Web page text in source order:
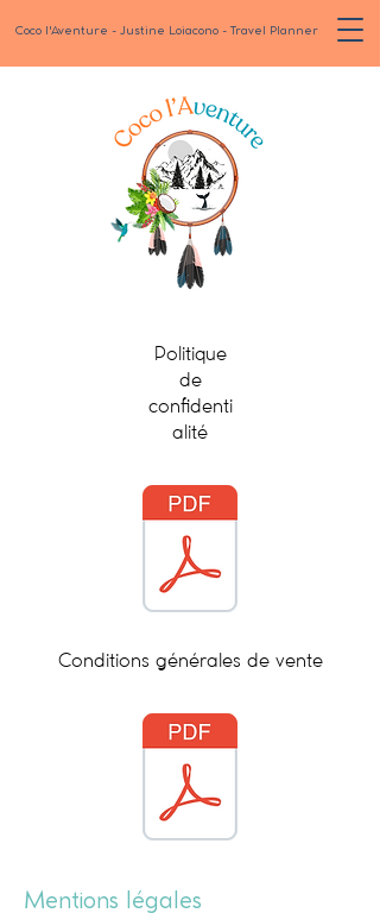
Coco l'Aventure - Justine Loiacono - Travel Planner
Politique
de
confidenti
alité
Conditions générales de vente
Mentions légales